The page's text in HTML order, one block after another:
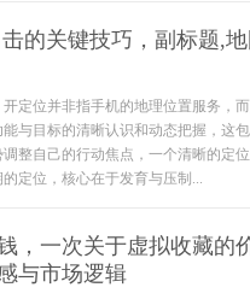
的关键技巧，副标题,
定位并非指手机的地理位置服务，
与目标的清晰认识和动态把握，这
整自己的行动焦点，一个清晰的定
定位，核心在于发育与压制...
，一次关于虚拟收藏的
与市场逻辑